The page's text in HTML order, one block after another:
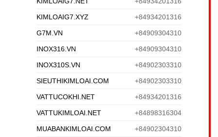
KIMLOAIG7.XYZ +84934201316
G7M.VN +84909304310
INOX316.VN +84909304310
INOX310S.VN +84902303310
SIEUTHIKIMLOAI.COM +84902303310
VATTUCOKHI.NET +84934201316
VATTUKIMLOAI.NET +84898316304
MUABANKIMLOAI.COM +84902304310